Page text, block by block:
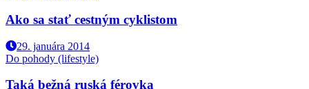
Ako sa stať cestným cyklistom
29. januára 2014
Do pohody (lifestyle)
Taká bežná ruská férovka